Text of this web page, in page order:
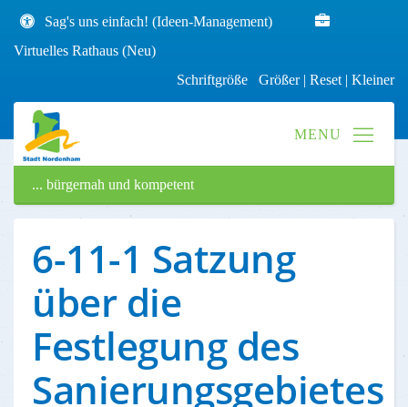
Sag's uns einfach! (Ideen-Management)
Virtuelles Rathaus (Neu)
Schriftgröße Größer| Reset | Kleiner
... bürgernah und kompetent
6-11-1 Satzung
über die
Festlegung des
Sanierungsgebietes